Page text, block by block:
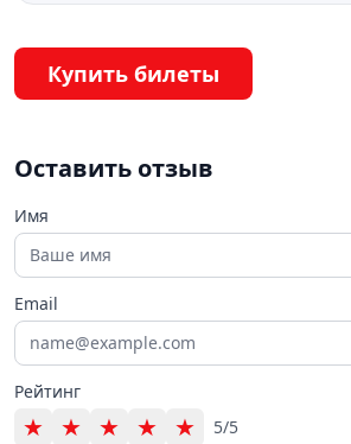
Купить билеты
Оставить отзыв
Имя
Email
Рейтинг
★ ★ ★ ★ ★
5/5